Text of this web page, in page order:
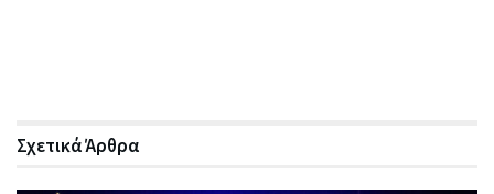
ΣχετικάΆρθρα